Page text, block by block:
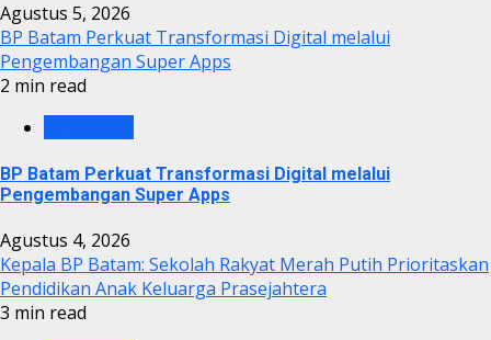
Agustus 5, 2026
BP Batam Perkuat Transformasi Digital melalui
Pengembangan Super Apps
2 min read
BP Batam Perkuat Transformasi Digital melalui
Pengembangan Super Apps
Agustus 4, 2026
Kepala BP Batam: Sekolah Rakyat Merah Putih Prioritaskan
Pendidikan Anak Keluarga Prasejahtera
3 min read